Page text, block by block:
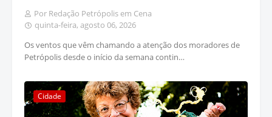
Por Redação Petrópolis em Cena
quinta-feira, agosto 06, 2026
Os ventos que vêm chamando a atenção dos moradores de
Petrópolis desde o início da semana contin…
Cidade